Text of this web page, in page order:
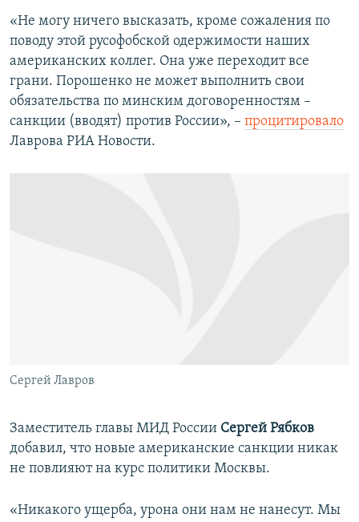
«Не могу ничего высказать, кроме сожаления по
поводу этой русофобской одержимости наших
американских коллег. Она уже переходит все
грани. Порошенко не может выполнить свои
обязательства по минским договоренностям –
санкции (вводят) против России», – процитировало
Лаврова РИА Новости.
Сергей Лавров
Заместитель главы МИД России Сергей Рябков
добавил, что новые американские санкции никак
не повлияют на курс политики Москвы.
«Никакого ущерба, урона они нам не нанесут. Мы